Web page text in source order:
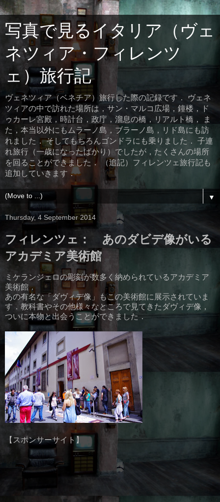
写真で見るイタリア（ヴェ
ネツィア・フィレンツ
ェ）旅行記
ヴェネツィア（ベネチア）旅行した際の記録です． ヴェネ
ツィアの中で訪れた場所は，サン・マルコ広場，鐘楼，ド
ゥカーレ宮殿，時計台，政庁，溜息の橋，リアルト橋， ま
た，本当以外にもムラーノ島，ブラーノ島，リド島にも訪
れました． そしてもちろんゴンドラにも乗りました． 子連
れ旅行（一歳になったばかり）でしたが，たくさんの場所
を回ることができました． （追記）フィレンツェ旅行記も
追加していきます．
▼
Thursday, 4 September 2014
フィレンツェ： あのダビデ像がいる
アカデミア美術館
ミケランジェロの彫刻が数多く納められているアカデミア
美術館．
あの有名な「ダヴィデ像」もこの美術館に展示されていま
す．教科書やその他様々なところで見てきたダヴィデ像，
ついに本物と出会うことができました．
【スポンサーサイト】